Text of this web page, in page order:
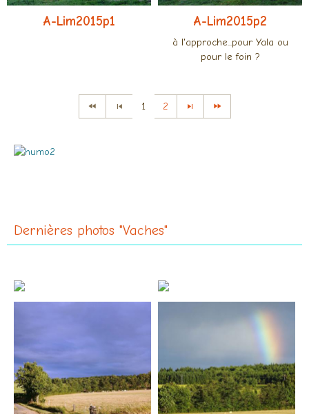
A-Lim2015p1 A-Lim2015p2
à l'approche...pour Yala ou
pour le foin ?
1 2
Dernières photos "Vaches"